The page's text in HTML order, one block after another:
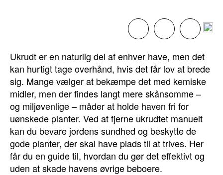
Ukrudt er en naturlig del af enhver have, men det
kan hurtigt tage overhånd, hvis det får lov at brede
sig. Mange vælger at bekæmpe det med kemiske
midler, men der findes langt mere skånsomme –
og miljøvenlige – måder at holde haven fri for
uønskede planter. Ved at fjerne ukrudtet manuelt
kan du bevare jordens sundhed og beskytte de
gode planter, der skal have plads til at trives. Her
får du en guide til, hvordan du gør det effektivt og
uden at skade havens øvrige beboere.